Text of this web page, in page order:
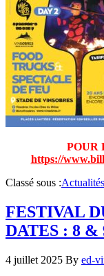
POUR
https://
Classé sous :Actualités
FESTIVAL
DATES : 8 &
4 juillet 2025 By ed-